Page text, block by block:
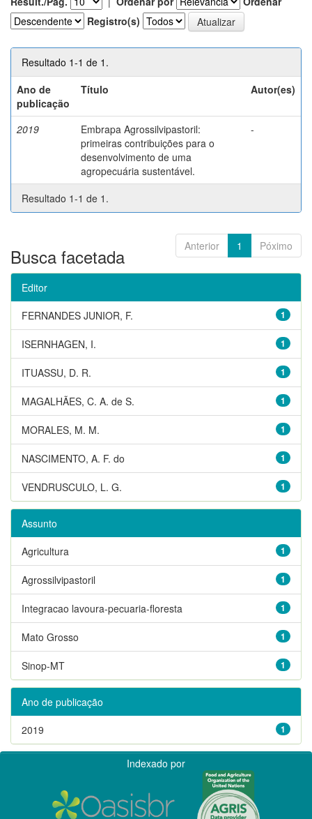
Registro(s)
Resultado 1-1 de 1.
Ano de
publicação
Título Autor(es)
2019
Embrapa Agrossilvipastoril:
primeiras contribuições para o
desenvolvimento de uma
agropecuária sustentável.
-
Resultado 1-1 de 1.
Anterior 1 Póximo
Busca facetada
Editor
1
FERNANDES JUNIOR, F.
1
ISERNHAGEN, I.
1
ITUASSU, D. R.
1
MAGALHÃES, C. A. de S.
1
MORALES, M. M.
1
NASCIMENTO, A. F. do
1
VENDRUSCULO, L. G.
Assunto
1
Agricultura
1
Agrossilvipastoril
1
Integracao lavoura-pecuaria-floresta
1
Mato Grosso
1
Sinop-MT
Ano de publicação
1
2019
Indexado por